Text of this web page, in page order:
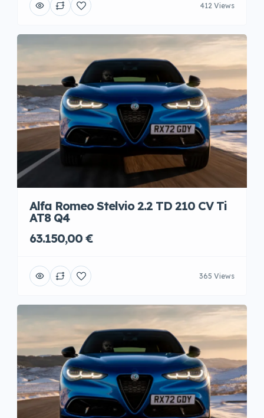
412 Views
Alfa Romeo Stelvio 2.2 TD 210 CV Ti
AT8 Q4
63.150,00 €
365 Views